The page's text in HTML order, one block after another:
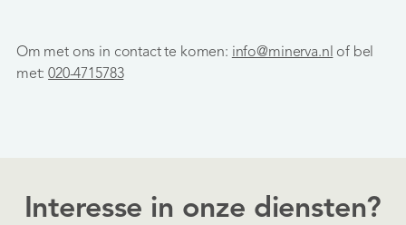
Om met ons in contact te komen: info@minerva.nl of bel
met:020-4715783
Interesse in onze diensten?